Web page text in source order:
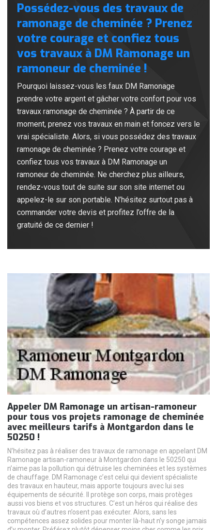
Possédez-vous des travaux de
ramonage de cheminée ? Prenez
votre courage et confiez tous
vos travaux à DM Ramonage un
ramoneur de cheminée !
Pourquoi laissez-vous les faux DM Ramonage
prendre votre argent et gâcher votre confort pour vos
travaux ramonage de cheminée ? À partir de ce
moment, prenez vos travaux en main et foncez vers le
vrai spécialiste. Alors, si vous possédez des travaux
ramonage de cheminée ? Prenez votre courage et
confiez tous vos travaux à DM Ramonage un
ramoneur de cheminée. Ne cherchez plus ailleurs,
rendez-vous tout de suite sur son site internet ou
appelez-le sur son portable. N’hésitez surtout pas à
commander votre devis et profitez l’offre de la
gratuité de ce dernier !
Appeler DM Ramonage un artisan-ramoneur
pour tous vos projets ramonage de cheminée
avec meilleurs tarifs à Montgardon dans le
50250 !
N’hésitez pas à réaliser des travaux de ramonage en appelant DM
Ramonage artisan-ramoneur à Montgardon dans le 50250 qui
n’aime pas la pollution qui détruise les cheminées et les systèmes
de chauffage. DM Ramonage c’est celui qui devient spécialiste
des travaux en hauteur, mais apporte toujours avec lui ses
équipements de sécurité. Il protège son corps, mais protèges
aussi vos biens et vos structures. C’est un héros qui réalise des
travaux où d’autres n’osent pas exécuter. Alors, sans les
compétences assez solides pour monter là-haut n’y songe jamais